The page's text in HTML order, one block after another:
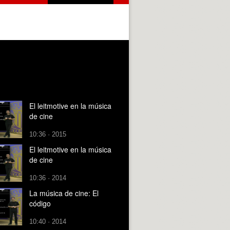
El leitmotive en la música
de cine
10:36 · 2015
El leitmotive en la música
de cine
10:36 · 2014
La música de cine: El
código
10:40 · 2014